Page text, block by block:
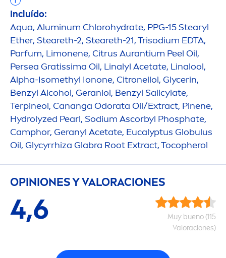
Incluído:
Aqua, Aluminum Chlorohydrate, PPG-15 Stearyl
Ether, Steareth-2, Steareth-21, Trisodium EDTA,
Parfum, Limonene, Citrus Aurantium Peel Oil,
Persea Gratissima Oil, Linalyl Acetate, Linalool,
Alpha-Isomethyl Ionone, Citronellol, Glycerin,
Benzyl Alcohol, Geraniol, Benzyl Salicylate,
Terpineol, Cananga Odorata Oil/Extract, Pinene,
Hydrolyzed Pearl, Sodium Ascorbyl Phosphate,
Camphor, Geranyl Acetate, Eucalyptus Globulus
Oil, Glycyrrhiza Glabra Root Extract, Tocopherol
OPINIONES Y VALORACIONES
4,6
Muy bueno (115
Valoraciones)